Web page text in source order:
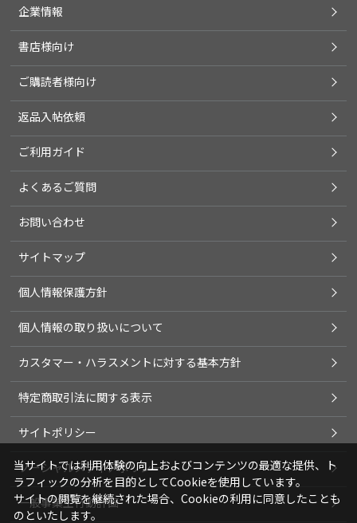
企業情報
書店様向け
ご購読者様向け
返品入帖依頼
ご利用ガイド
よくあるご質問
お問い合わせ
サイトマップ
個人情報保護方針
個人情報の取り扱いについて
カスタマー・ハラスメントに対する基本方針
特定商取引法に関する表示
サイトポリシー
ソーシャルメディアポリシー
一般事業主行動計画
当サイトでは利用体験の向上およびコンテンツの最適な提供、ト
ラフィックの分析を目的としてCookieを使用しています。
サイトの閲覧を継続された場合、Cookieの利用に同意したことも
のといたします。